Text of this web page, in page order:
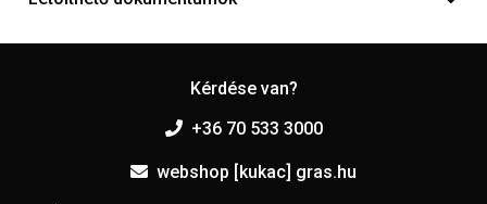
Kérdése van?
+36 70 533 3000
webshop [kukac] gras.hu